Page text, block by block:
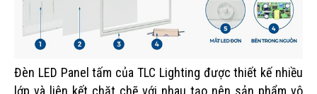
Đèn LED Panel tấm của TLC Lighting được thiết kế nhiều
lớp và liên kết chặt chẽ với nhau tạo nên sản phẩm vô